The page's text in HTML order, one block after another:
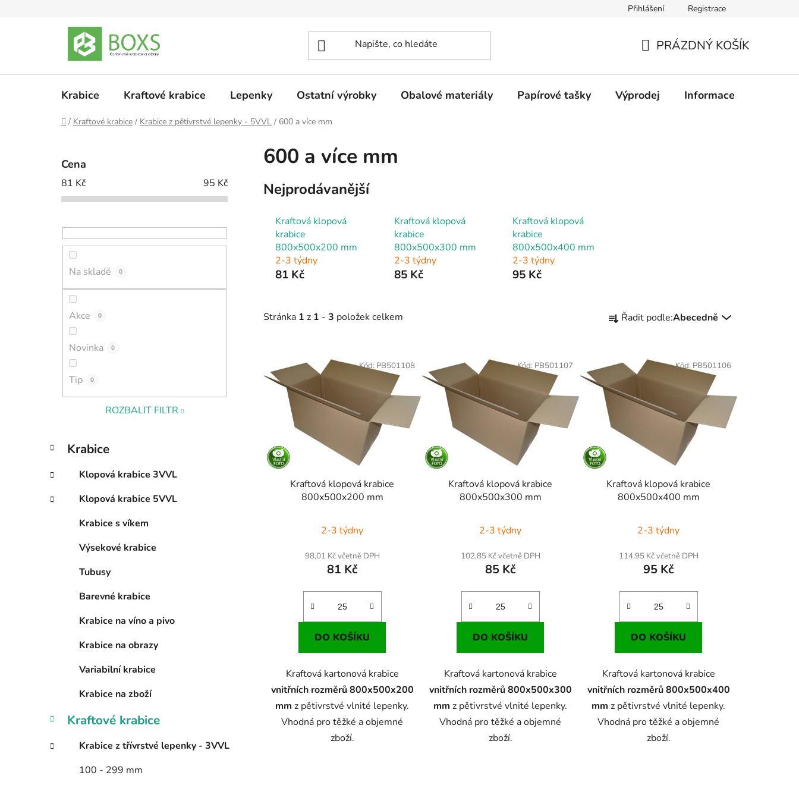
Přihlášení Registrace
KOŠÍK
PRÁZDNÝ KOŠÍK
Krabice Kraftové krabice Lepenky Ostatní výrobky Obalové materiály Papírové tašky Výprodej Informace
Domů
/ Kraftové krabice / Krabice z pětivrstvé lepenky - 5VVL / 600 a více mm
Cena
81 Kč 95 Kč
Na skladě 0
Akce 0
Novinka 0
Tip 0
ROZBALIT FILTR
Přeskočit
kategorie
K
a
e
g
o
Krabice
Klopová krabice 3VVL
Klopová krabice 5VVL
Krabice s víkem
Výsekové krabice
Tubusy
Barevné krabice
Krabice na víno a pivo
Krabice na obrazy
Variabilní krabice
Krabice na zboží
Kraftové krabice
Krabice z třívrstvé lepenky - 3VVL
100 - 299 mm
600 a více mm
Nejprodávanější
Kraftová klopová
krabice
800x500x200 mm
2-3 týdny
81 Kč
Kraftová klopová
krabice
800x500x300 mm
2-3 týdny
85 Kč
Kraftová klopová
krabice
800x500x400 mm
2-3 týdny
95 Kč
Stránka 1 z 1 - 3 položek celkem
a
n
í
r
o
k
Řadit podle:Abecedně
p
o
Kraftová klopová krabice
800x500x200 mm
2-3 týdny
98,01 Kč včetně DPH
81 Kč
DO KOŠÍKU
Kraftová kartonová krabice
vnitřních rozměrů 800x500x200
mm z pětivrstvé vlnité lepenky.
Vhodná pro těžké a objemné
zboží.
Kód: PB501108
Kraftová klopová krabice
800x500x300 mm
2-3 týdny
102,85 Kč včetně DPH
85 Kč
DO KOŠÍKU
Kraftová kartonová krabice
vnitřních rozměrů 800x500x300
mm z pětivrstvé vlnité lepenky.
Vhodná pro těžké a objemné
zboží.
Kód: PB501107
Kraftová klopová krabice
800x500x400 mm
2-3 týdny
114,95 Kč včetně DPH
95 Kč
DO KOŠÍKU
Kraftová kartonová krabice
vnitřních rozměrů 800x500x400
mm z pětivrstvé vlnité lepenky.
Vhodná pro těžké a objemné
zboží.
Kód: PB501106